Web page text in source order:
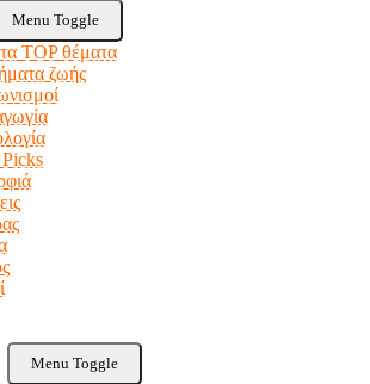
Menu Toggle
TOP θέματα
ζωής
Menu Toggle